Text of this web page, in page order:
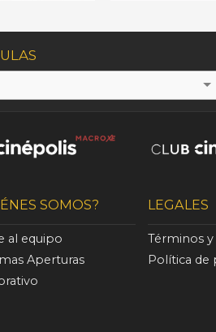
SOMOS?
al equipo
Aperturas
LEGALES
Términos
Política de